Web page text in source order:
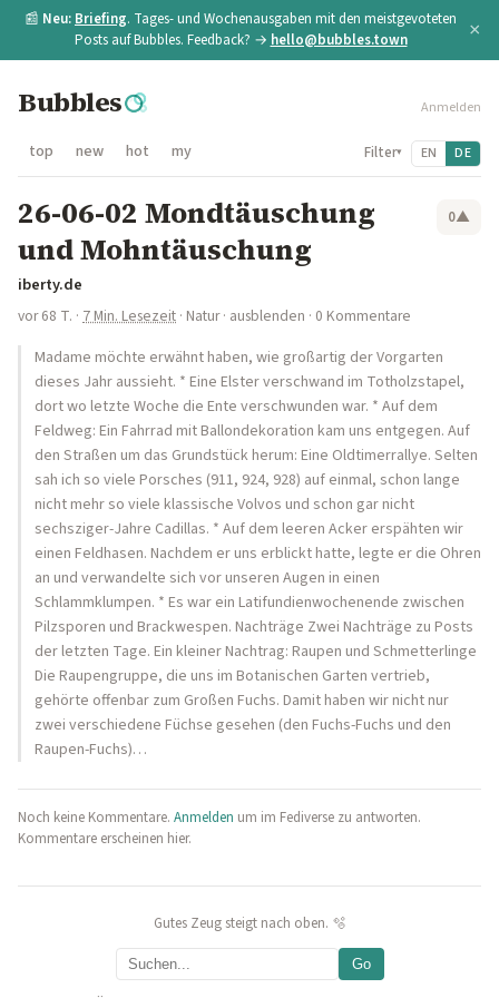
📰 Neu: Briefing. Tages- und Wochenausgaben mit den meistgevoteten
Posts auf Bubbles. Feedback? → hello@bubbles.town ×
Bubbles Anmelden
top new hot my Filter▾ EN DE
26-06-02 Mondtäuschung
und Mohntäuschung
0▲
iberty.de
vor 68 T. · 7 Min. Lesezeit · Natur· ausblenden · 0 Kommentare
Madame möchte erwähnt haben, wie großartig der Vorgarten
dieses Jahr aussieht. * Eine Elster verschwand im Totholzstapel,
dort wo letzte Woche die Ente verschwunden war. * Auf dem
Feldweg: Ein Fahrrad mit Ballondekoration kam uns entgegen. Auf
den Straßen um das Grundstück herum: Eine Oldtimerrallye. Selten
sah ich so viele Porsches (911, 924, 928) auf einmal, schon lange
nicht mehr so viele klassische Volvos und schon gar nicht
sechsziger-Jahre Cadillas. * Auf dem leeren Acker erspähten wir
einen Feldhasen. Nachdem er uns erblickt hatte, legte er die Ohren
an und verwandelte sich vor unseren Augen in einen
Schlammklumpen. * Es war ein Latifundienwochenende zwischen
Pilzsporen und Brackwespen. Nachträge Zwei Nachträge zu Posts
der letzten Tage. Ein kleiner Nachtrag: Raupen und Schmetterlinge
Die Raupengruppe, die uns im Botanischen Garten vertrieb,
gehörte offenbar zum Großen Fuchs. Damit haben wir nicht nur
zwei verschiedene Füchse gesehen (den Fuchs-Fuchs und den
Raupen-Fuchs)…
Noch keine Kommentare. Anmelden um im Fediverse zu antworten.
Kommentare erscheinen hier.
Gutes Zeug steigt nach oben. 🫧
Go